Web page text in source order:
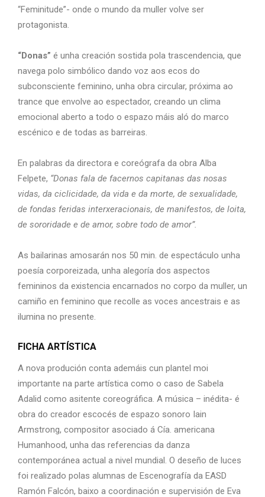
“Feminitude”- onde o mundo da muller volve ser
protagonista.
“Donas” é unha creación sostida pola trascendencia, que
navega polo simbólico dando voz aos ecos do
subconsciente feminino, unha obra circular, próxima ao
trance que envolve ao espectador, creando un clima
emocional aberto a todo o espazo máis aló do marco
escénico e de todas as barreiras.
En palabras da directora e coreógrafa da obra Alba
Felpete, “Donas fala de facernos capitanas das nosas
vidas, da ciclicidade, da vida e da morte, de sexualidade,
de fondas feridas interxeracionais, de manifestos, de loita,
de sororidade e de amor, sobre todo de amor”.
As bailarinas amosarán nos 50 min. de espectáculo unha
poesía corporeizada, unha alegoría dos aspectos
femininos da existencia encarnados no corpo da muller, un
camiño en feminino que recolle as voces ancestrais e as
ilumina no presente.
FICHA ARTÍSTICA
A nova produción conta ademáis cun plantel moi
importante na parte artística como o caso de Sabela
Adalid como asitente coreográfica. A música – inédita- é
obra do creador escocés de espazo sonoro Iain
Armstrong, compositor asociado á Cía. americana
Humanhood, unha das referencias da danza
contemporánea actual a nivel mundial. O deseño de luces
foi realizado polas alumnas de Escenografía da EASD
Ramón Falcón, baixo a coordinación e supervisión de Eva